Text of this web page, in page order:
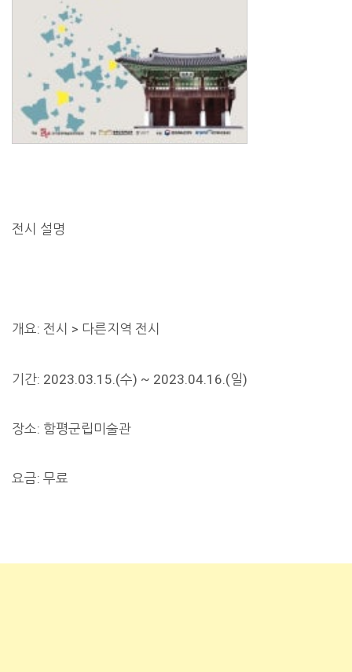
전시 설명
개요: 전시 > 다른지역 전시
기간: 2023.03.15.(수) ~ 2023.04.16.(일)
장소: 함평군립미술관
요금: 무료